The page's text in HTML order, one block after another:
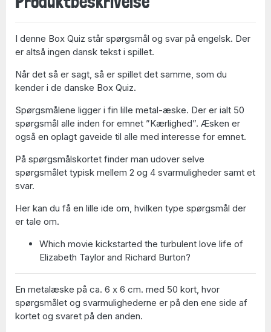
I denne Box Quiz står spørgsmål og svar på engelsk. Der
er altså ingen dansk tekst i spillet.
Når det så er sagt, så er spillet det samme, som du
kender i de danske Box Quiz.
Spørgsmålene ligger i fin lille metal-æske. Der er ialt 50
spørgsmål alle inden for emnet ”Kærlighed”. Æsken er
også en oplagt gaveide til alle med interesse for emnet.
På spørgsmålskortet finder man udover selve
spørgsmålet typisk mellem 2 og 4 svarmuligheder samt et
svar.
Her kan du få en lille ide om, hvilken type spørgsmål der
er tale om.
Which movie kickstarted the turbulent love life of
Elizabeth Taylor and Richard Burton?
En metalæske på ca. 6 x 6 cm. med 50 kort, hvor
spørgsmålet og svarmulighederne er på den ene side af
kortet og svaret på den anden.